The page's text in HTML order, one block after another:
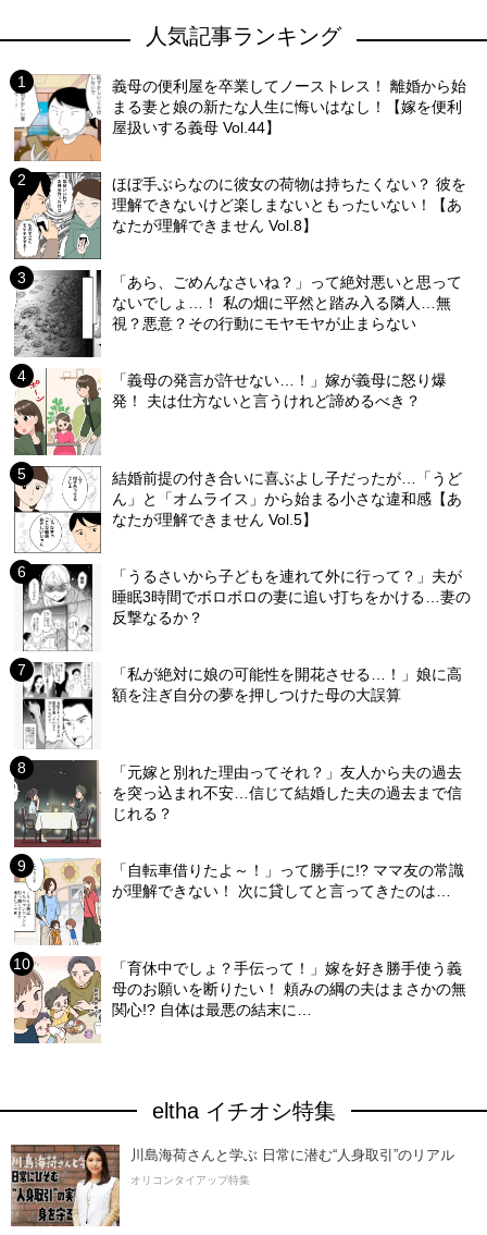
人気記事ランキング
義母の便利屋を卒業してノーストレス！ 離婚から始
まる妻と娘の新たな人生に悔いはなし！【嫁を便利
屋扱いする義母 Vol.44】
ほぼ手ぶらなのに彼女の荷物は持ちたくない？ 彼を
理解できないけど楽しまないともったいない！【あ
なたが理解できません Vol.8】
「あら、ごめんなさいね？」って絶対悪いと思って
ないでしょ…！ 私の畑に平然と踏み入る隣人…無
視？悪意？その行動にモヤモヤが止まらない
「義母の発言が許せない…！」嫁が義母に怒り爆
発！ 夫は仕方ないと言うけれど諦めるべき？
結婚前提の付き合いに喜ぶよし子だったが…「うど
ん」と「オムライス」から始まる小さな違和感【あ
なたが理解できません Vol.5】
「うるさいから子どもを連れて外に行って？」夫が
睡眠3時間でボロボロの妻に追い打ちをかける…妻の
反撃なるか？
「私が絶対に娘の可能性を開花させる…！」娘に高
額を注ぎ自分の夢を押しつけた母の大誤算
「元嫁と別れた理由ってそれ？」友人から夫の過去
を突っ込まれ不安…信じて結婚した夫の過去まで信
じれる？
「自転車借りたよ～！」って勝手に!? ママ友の常識
が理解できない！ 次に貸してと言ってきたのは…
「育休中でしょ？手伝って！」嫁を好き勝手使う義
母のお願いを断りたい！ 頼みの綱の夫はまさかの無
関心!? 自体は最悪の結末に…
eltha イチオシ特集
川島海荷さんと学ぶ 日常に潜む“人身取引”のリアル
オリコンタイアップ特集